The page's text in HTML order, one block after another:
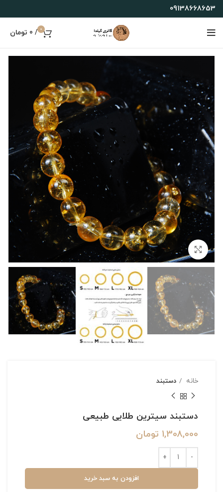
09138668653
0
/
0 تومان
بزرگنمایی تصویر
خانه دستبند
دستبند سیترین طلایی طبیعی
1,308,000 تومان
افزودن به سبد خرید